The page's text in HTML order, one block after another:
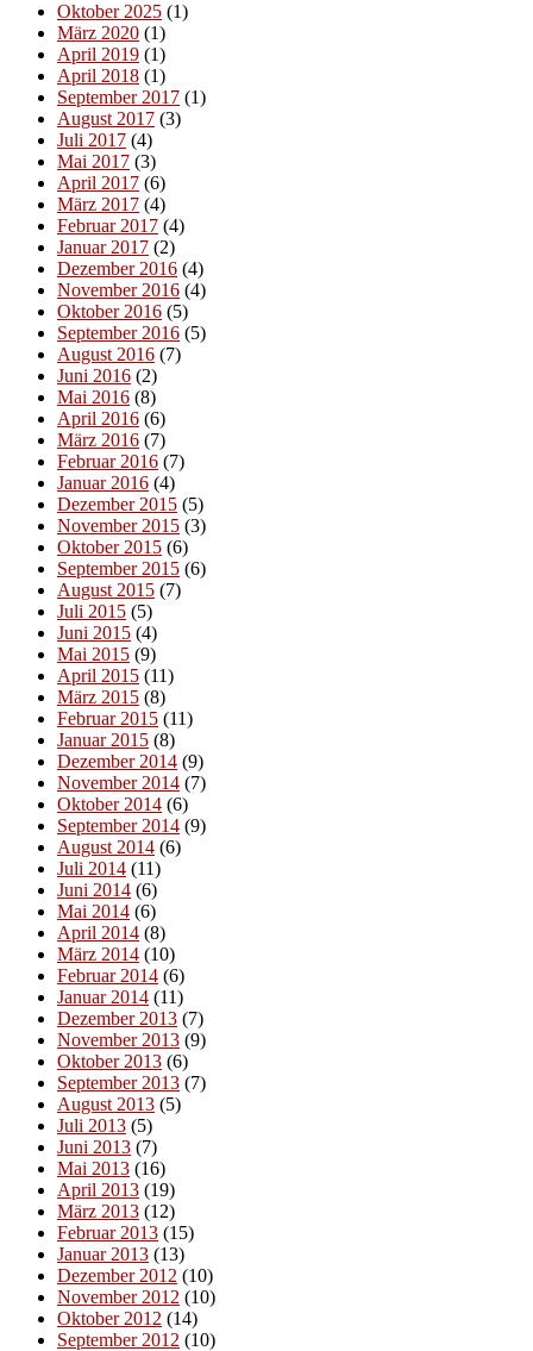
Oktober 2025 (1)
März 2020 (1)
April 2019 (1)
April 2018 (1)
September 2017 (1)
August 2017 (3)
Juli 2017 (4)
Mai 2017 (3)
April 2017 (6)
März 2017 (4)
Februar 2017 (4)
Januar 2017 (2)
Dezember 2016 (4)
November 2016 (4)
Oktober 2016 (5)
September 2016 (5)
August 2016 (7)
Juni 2016 (2)
Mai 2016 (8)
April 2016 (6)
März 2016 (7)
Februar 2016 (7)
Januar 2016 (4)
Dezember 2015 (5)
November 2015 (3)
Oktober 2015 (6)
September 2015 (6)
August 2015 (7)
Juli 2015 (5)
Juni 2015 (4)
Mai 2015 (9)
April 2015 (11)
März 2015 (8)
Februar 2015 (11)
Januar 2015 (8)
Dezember 2014 (9)
November 2014 (7)
Oktober 2014 (6)
September 2014 (9)
August 2014 (6)
Juli 2014 (11)
Juni 2014 (6)
Mai 2014 (6)
April 2014 (8)
März 2014 (10)
Februar 2014 (6)
Januar 2014 (11)
Dezember 2013 (7)
November 2013 (9)
Oktober 2013 (6)
September 2013 (7)
August 2013 (5)
Juli 2013 (5)
Juni 2013 (7)
Mai 2013 (16)
April 2013 (19)
März 2013 (12)
Februar 2013 (15)
Januar 2013 (13)
Dezember 2012 (10)
November 2012 (10)
Oktober 2012 (14)
September 2012 (10)